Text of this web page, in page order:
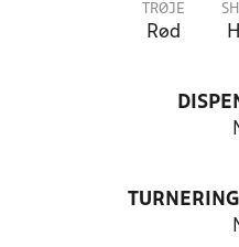
TRØJE
Rød